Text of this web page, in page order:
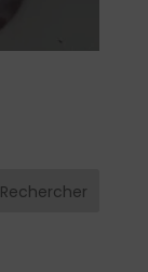
Rechercher